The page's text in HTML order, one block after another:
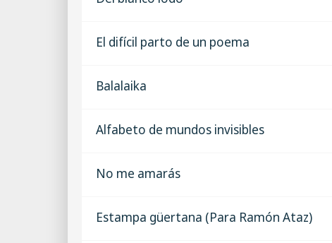
El difícil parto de un poema
Balalaika
Alfabeto de mundos invisibles
No me amarás
Estampa güertana (Para Ramón Ataz)